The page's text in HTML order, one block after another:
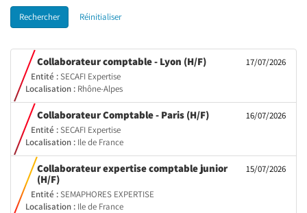
Rechercher Réinitialiser
17/07/2026
Collaborateur comptable - Lyon (H/F)(Nouvelle
Entité :SECAFI Expertise
Localisation : Rhône-Alpes
16/07/2026
Collaborateur Comptable - Paris (H/F)(Nouvelle
Entité :SECAFI Expertise
Localisation : Ile de France
15/07/2026
Collaborateur expertise comptable junior
(H/F)(Nouvelle
fenêtre)
Entité :SEMAPHORES EXPERTISE
Localisation : Ile de France